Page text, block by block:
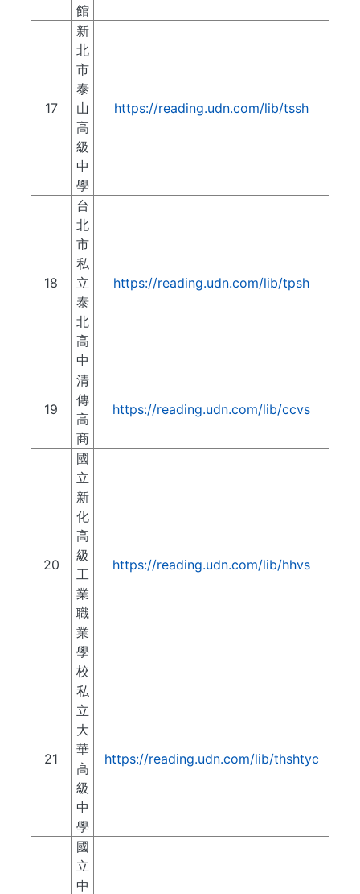
館
17
新
北
市
泰
山
高
級
中
學
https://reading.udn.com/lib/tssh
18
台
北
市
私
立
泰
北
高
中
https://reading.udn.com/lib/tpsh
19
清
傳
高
商
https://reading.udn.com/lib/ccvs
20
國
立
新
化
高
級
工
業
職
業
學
校
https://reading.udn.com/lib/hhvs
21
私
立
大
華
高
級
中
學
https://reading.udn.com/lib/thshtyc
國
立
中